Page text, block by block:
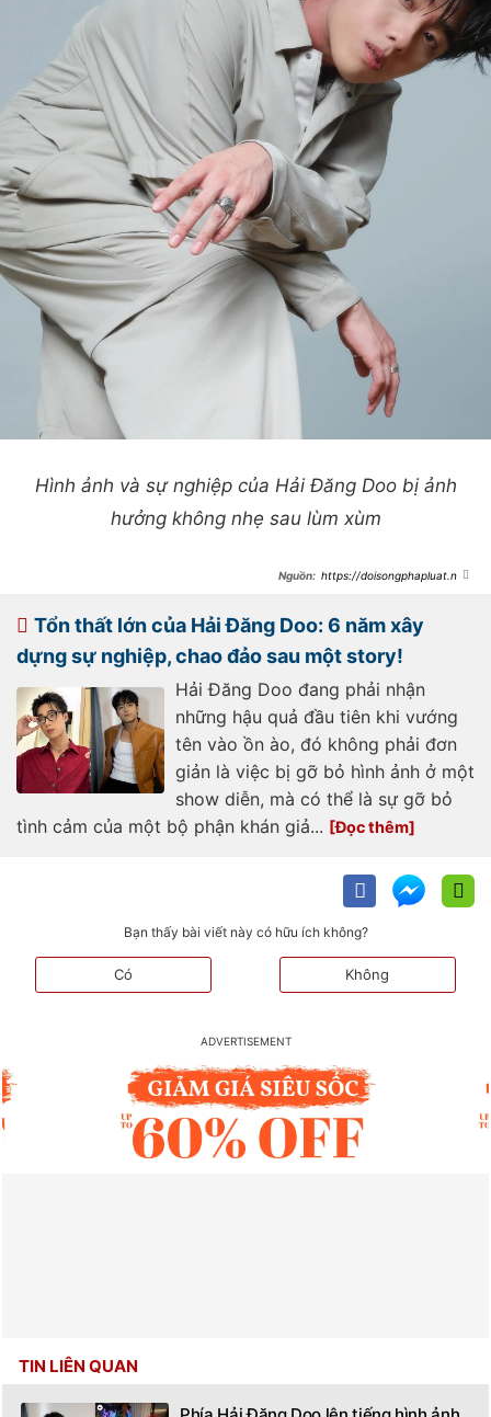
Hình ảnh và sự nghiệp của Hải Đăng Doo bị ảnh
hưởng không nhẹ sau lùm xùm
https://doisongphapluat.ngu
hau-lum-xum-a640692.html
Tổn thất lớn của Hải Đăng Doo: 6 năm xây
dựng sự nghiệp, chao đảo sau một story!
Hải Đăng Doo đang phải nhận
những hậu quả đầu tiên khi vướng
tên vào ồn ào, đó không phải đơn
giản là việc bị gỡ bỏ hình ảnh ở một
show diễn, mà có thể là sự gỡ bỏ
tình cảm của một bộ phận khán giả...
Bạn thấy bài viết này có hữu ích không?
Có Không
TIN LIÊN QUAN